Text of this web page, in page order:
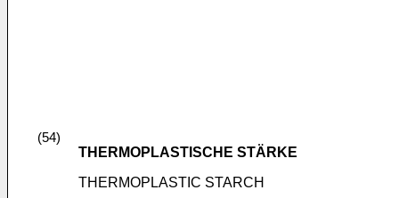
(54)
THERMOPLASTISCHE STÄRKE
THERMOPLASTIC STARCH